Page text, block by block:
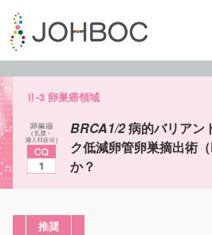
Ⅱ-3 卵巣癌領域
BRCA1/2病的バリアン
ク低減卵管卵巣摘出術
か？
推奨